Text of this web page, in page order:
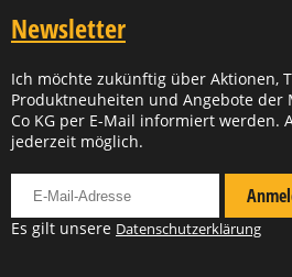
Newsletter
Ich möchte zukünftig über Aktionen,
Produktneuheiten und Angebote der
Co KG per E-Mail informiert werden.
jederzeit möglich.
Es gilt unsere Datenschutzerklärung